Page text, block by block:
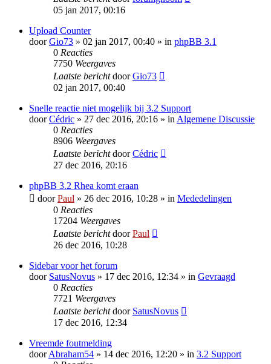
05 jan 2017, 00:16
Upload Counter
doorGio73 » 02 jan 2017, 00:40 » in phpBB 3.1
0 Reacties
7750 Weergaves
Laatste berichtdoorGio73
02 jan 2017, 00:40
Snelle reactie niet mogelijk bij 3.2 Support
doorCédric » 27 dec 2016, 20:16 » inAlgemene Discussie
0 Reacties
8906 Weergaves
Laatste berichtdoorCédric
27 dec 2016, 20:16
phpBB 3.2 Rhea komt eraan
doorPaul » 26 dec 2016, 10:28 » in Mededelingen
0 Reacties
17204 Weergaves
Laatste berichtdoorPaul
26 dec 2016, 10:28
Sidebar voor het forum
door SatusNovus » 17 dec 2016, 12:34 » in Gevraagd
0 Reacties
7721 Weergaves
Laatste berichtdoor SatusNovus
17 dec 2016, 12:34
Vreemde foutmelding
doorAbraham54 » 14 dec 2016, 12:20 » in 3.2 Support